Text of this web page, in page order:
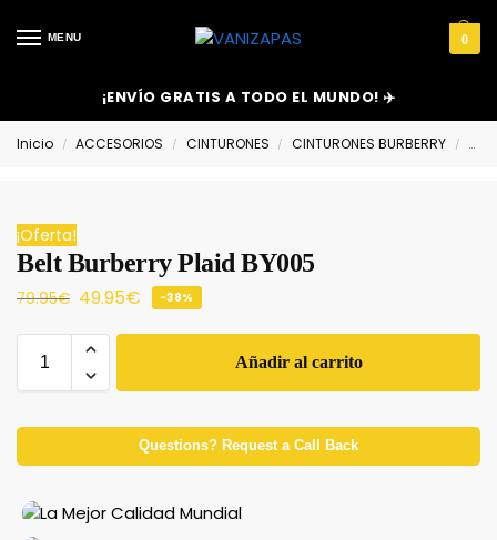
MENU 0
¡ENVÍO GRATIS A TODO EL MUNDO! ✈️
Inicio / ACCESORIOS / CINTURONES / CINTURONES BURBERRY /
¡Oferta!
Belt Burberry Plaid BY005
79.95€ 49.95€ -38%
Añadir al carrito
Questions? Request a Call Back